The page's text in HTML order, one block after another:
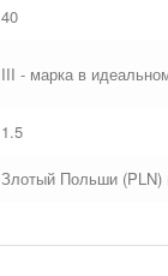
40
III - марка в
1.5
Злотый Польши (PLN)